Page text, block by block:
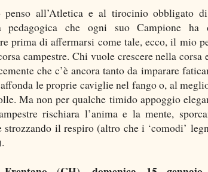
penso all’Atletica e al tirocinio obbligato
pedagogica che ogni suo Campione ha
prima di affermarsi come tale, ecco, il mio
campestre. Chi vuole crescere nella corsa
che c’è ancora tanto da imparare
le proprie caviglie nel fango o, al
Ma non per qualche timido appoggio
rischiara l’anima e la mente,
strozzando il respiro (altro che i ‘comodi’